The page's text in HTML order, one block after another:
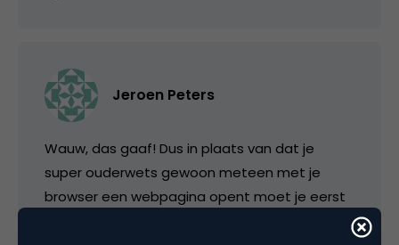
Jeroen Peters
Wauw, das gaaf! Dus in plaats van dat je
super ouderwets gewoon meteen met je
browser een webpagina opent moet je eerst